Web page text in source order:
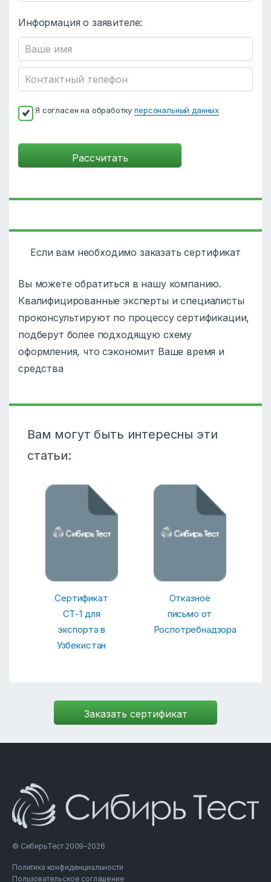
Информация о заявителе:
Я согласен на обработкуперсональный данных
Если вам необходимо заказать сертификат
Вы можете обратиться в нашу компанию.
Квалифицированные эксперты и специалисты
проконсультируют по процессу сертификации,
подберут более подходящую схему
оформления, что сэкономит Ваше время и
средства
Вам могут быть интересны эти
статьи:
Сертификат
СТ-1 для
экспорта в
Узбекистан
Отказное
письмо от
Роспотребнадзора
© СибирьТест 2009–2026
Политика конфиденциальности
Пользовательское соглашение